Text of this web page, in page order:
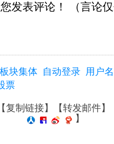
表评论！ （言论仅
板块集体 自动登录 用户名
票
复制链接】【转发邮件】
】